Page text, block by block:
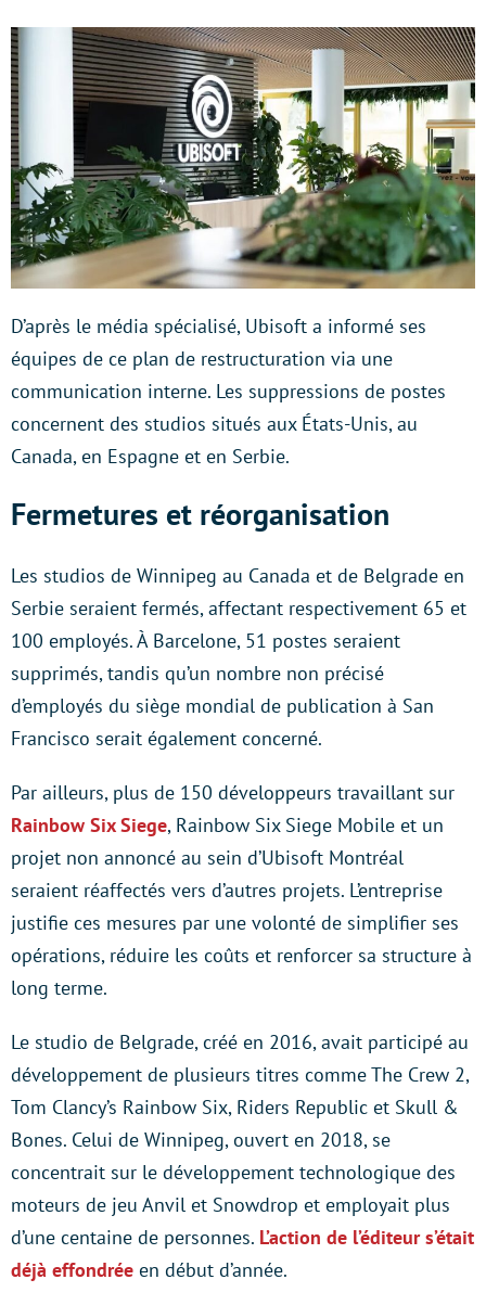
D’après le média spécialisé, Ubisoft a informé ses
équipes de ce plan de restructuration via une
communication interne. Les suppressions de postes
concernent des studios situés aux États-Unis, au
Canada, en Espagne et en Serbie.
Fermetures et réorganisation
Les studios de Winnipeg au Canada et de Belgrade en
Serbie seraient fermés, affectant respectivement 65 et
100 employés. À Barcelone, 51 postes seraient
supprimés, tandis qu’un nombre non précisé
d’employés du siège mondial de publication à San
Francisco serait également concerné.
Par ailleurs, plus de 150 développeurs travaillant sur
Rainbow Six Siege, Rainbow Six Siege Mobile et un
projet non annoncé au sein d’Ubisoft Montréal
seraient réaffectés vers d’autres projets. L’entreprise
justifie ces mesures par une volonté de simplifier ses
opérations, réduire les coûts et renforcer sa structure à
long terme.
Le studio de Belgrade, créé en 2016, avait participé au
développement de plusieurs titres comme The Crew 2,
Tom Clancy’s Rainbow Six, Riders Republic et Skull &
Bones. Celui de Winnipeg, ouvert en 2018, se
concentrait sur le développement technologique des
moteurs de jeu Anvil et Snowdrop et employait plus
d’une centaine de personnes. L’action de l’éditeur s’était
déjà effondrée en début d’année.